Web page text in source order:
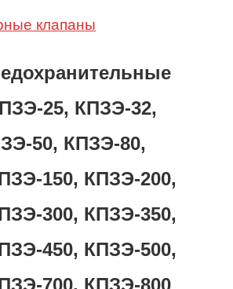
клапаны
25, КПЗЭ-32,
50, КПЗЭ-80,
150, КПЗЭ-200,
300, КПЗЭ-350,
450, КПЗЭ-500,
700, КПЗЭ-800